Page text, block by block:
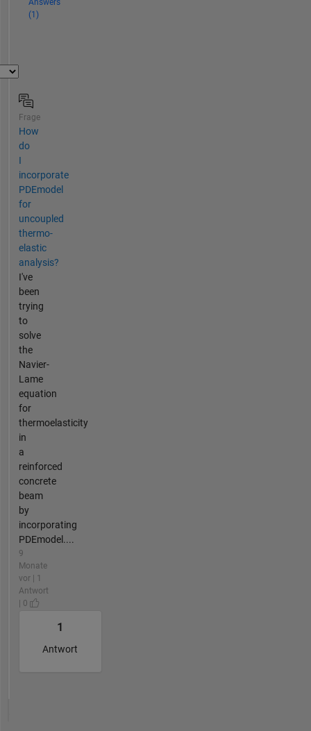
Answers
(1)
Frage
How
do
I
incorporate
PDEmodel
for
uncoupled
thermo-
elastic
analysis?
I've
been
trying
to
solve
the
Navier-
Lame
equation
for
thermoelasticity
in
a
reinforced
concrete
beam
by
incorporating
PDEmodel....
9
Monate
vor | 1
Antwort
| 0
1
Antwort